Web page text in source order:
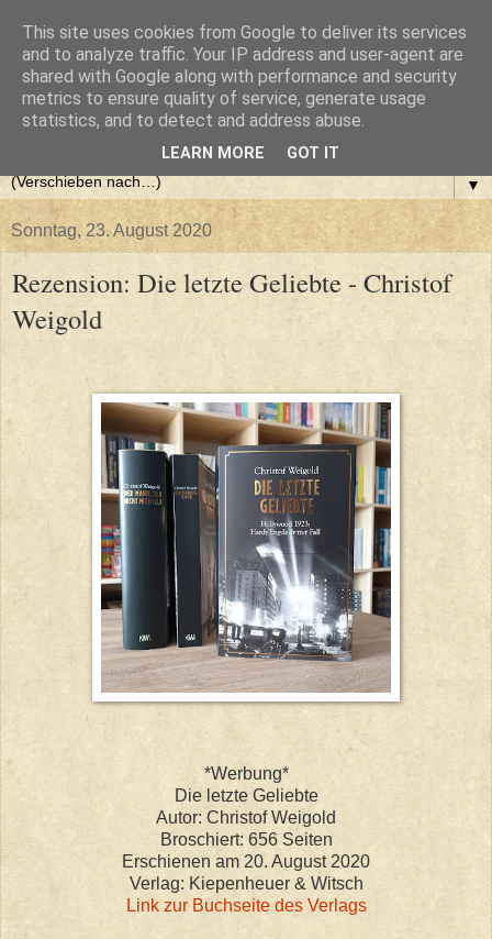
▼
Sonntag, 23. August 2020
Rezension: Die letzte Geliebte - Christof
Weigold
*Werbung*
Die letzte Geliebte
Autor: Christof Weigold
Broschiert: 656Seiten
Erschienen am 20. August 2020
Verlag: Kiepenheuer & Witsch
Link zur Buchseite des Verlags
This site uses cookies from Google to deliver its services
and to analyze traffic. Your IP address and user-agent are
shared with Google along with performance and security
metrics to ensure quality of service, generate usage
statistics, and to detect and address abuse.
LEARN MORE GOT IT